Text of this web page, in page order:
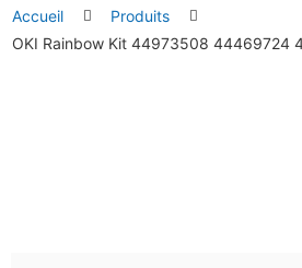
Accueil
Produits
OKI Rainbow Kit 44973508 44469724